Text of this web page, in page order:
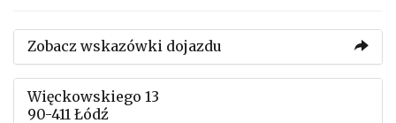
Zobacz wskazówki dojazdu
Więckowskiego 13
90-411 Łódź